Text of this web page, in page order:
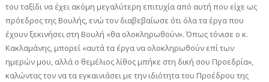
του ταξίδι να έχει ακόμη μεγαλύτερη επιτυχία από αυτή που είχε ως
πρόεδρος της Βουλής, ενώ τον διαβεβαίωσε ότι όλα τα έργα που
έχουν ξεκινήσει στη Βουλή «θα ολοκληρωθούν». Όπως τόνισε ο κ.
Κακλαμάνης, μπορεί «αυτά τα έργα να ολοκληρωθούν επί των
ημερών μου, αλλά ο θεμέλιος λίθος μπήκε στη δική σου Προεδρία»,
καλώντας τον να τα εγκαινιάσει με την ιδιότητα του Προέδρου της